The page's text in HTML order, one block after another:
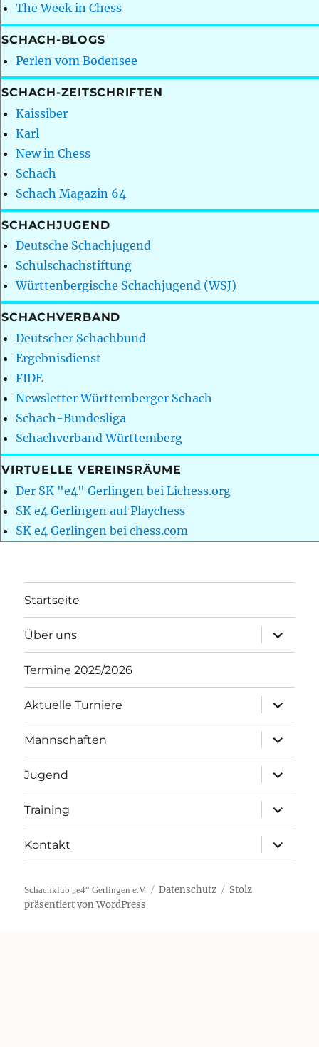
The Week in Chess
SCHACH-BLOGS
Perlen vom Bodensee
SCHACH-ZEITSCHRIFTEN
Kaissiber
Karl
New in Chess
Schach
Schach Magazin 64
SCHACHJUGEND
Deutsche Schachjugend
Schulschachstiftung
Württenbergische Schachjugend (WSJ)
SCHACHVERBAND
Deutscher Schachbund
Ergebnisdienst
FIDE
Newsletter Württemberger Schach
Schach-Bundesliga
Schachverband Württemberg
VIRTUELLE VEREINSRÄUME
Der SK "e4" Gerlingen bei Lichess.org
SK e4 Gerlingen auf Playchess
SK e4 Gerlingen bei chess.com
Startseite
Über uns
öffnen
Termine 2025/2026
Aktuelle Turniere
öffnen
Mannschaften
öffnen
Jugend
öffnen
Training
öffnen
Kontakt
öffnen
Schachklub „e4“ Gerlingen e.V. Datenschutz
Stolz
präsentiert von WordPress